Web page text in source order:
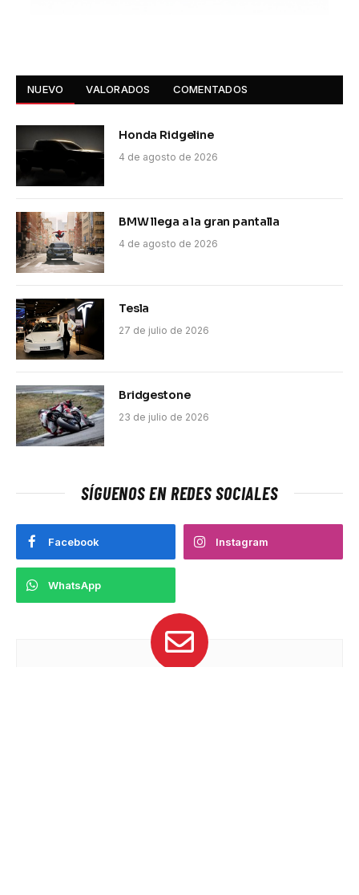
NUEVO VALORADOS COMENTADOS
Honda Ridgeline
4 de agosto de 2026
BMW llega a la gran pantalla
4 de agosto de 2026
Tesla
27 de julio de 2026
Bridgestone
23 de julio de 2026
SÍGUENOS EN REDES SOCIALES
Facebook Instagram
WhatsApp